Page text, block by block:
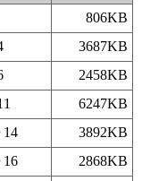
806KB
3687KB
2458KB
6247KB
14
3892KB
16
2868KB